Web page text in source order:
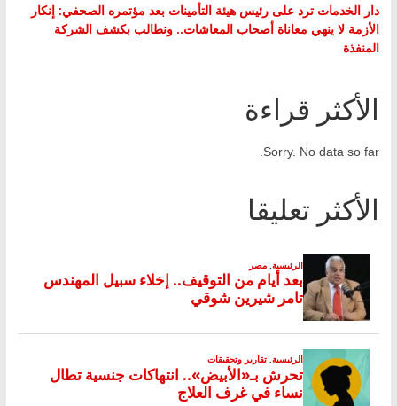
دار الخدمات ترد على رئيس هيئة التأمينات بعد مؤتمره الصحفي: إنكار
الأزمة لا ينهي معاناة أصحاب المعاشات.. ونطالب بكشف الشركة
المنفذة
الأكثر قراءة
Sorry. No data so far.
الأكثر تعليقا